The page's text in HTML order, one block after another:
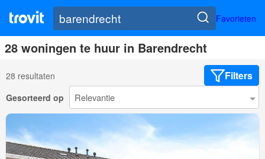
Favorieten
28 woningen te huur in Barendrecht
28 resultaten Filters
Gesorteerd op